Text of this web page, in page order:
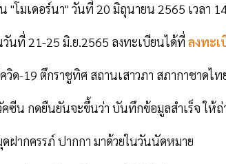
"โมเดอร์นา" วันที่ 20 มิถุนายน 2565 เวลา
นที่ 21-25 มิ.ย.2565 ลงทะเบียนได้ที่ ลงทะ
ด-19 ตึกราชูทิศ สถานเสาวภา สภากาชาดไท
คซีน กดยืนยันจะขึ้นว่า บันทึกข้อมูลสําเร็จ ให้
ฝากครรภ์ ปากกา มาด้วยในวันนัดหมาย